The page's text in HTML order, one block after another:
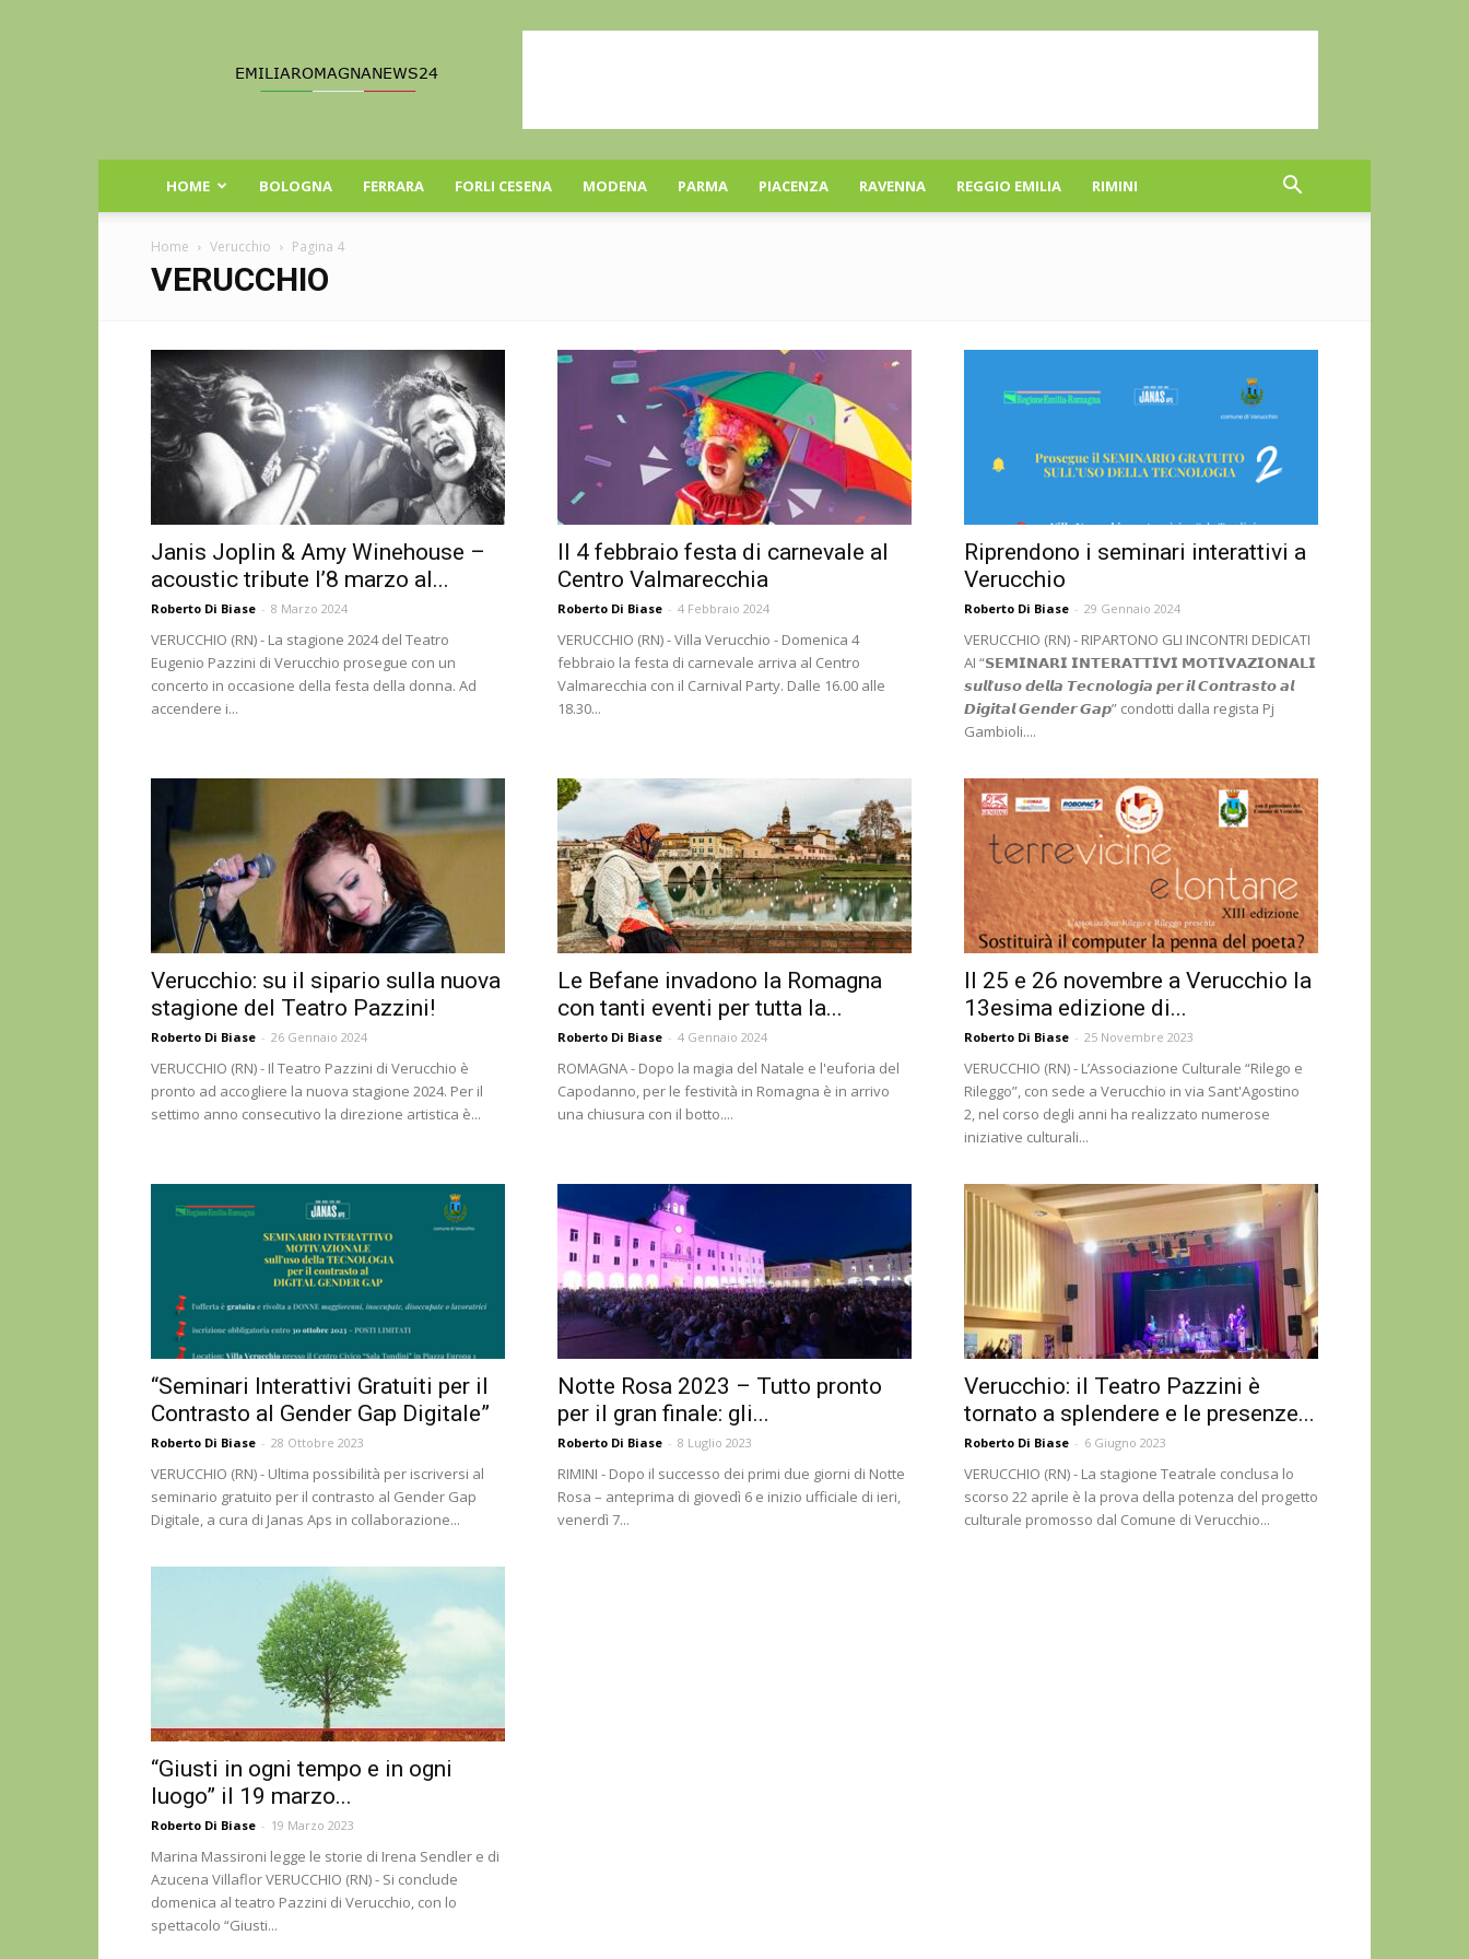
Romagna
HOME BOLOGNA FERRARA FORLI CESENA MODENA PARMA PIACENZA RAVENNA REGGIO EMILIA RIMINI
Home Verucchio Pagina 4
VERUCCHIO
Janis Joplin & Amy Winehouse –
acoustic tribute l’8 marzo al...
Roberto Di Biase - 8 Marzo 2024
VERUCCHIO (RN) - La stagione 2024 del Teatro
Eugenio Pazzini di Verucchio prosegue con un
concerto in occasione della festa della donna. Ad
accendere i...
Il 4 febbraio festa di carnevale al
Centro Valmarecchia
Roberto Di Biase - 4 Febbraio 2024
VERUCCHIO (RN) - Villa Verucchio - Domenica 4
febbraio la festa di carnevale arriva al Centro
Valmarecchia con il Carnival Party. Dalle 16.00 alle
18.30...
Riprendono i seminari interattivi a
Verucchio
Roberto Di Biase - 29 Gennaio 2024
VERUCCHIO (RN) - RIPARTONO GLI INCONTRI DEDICATI
AI “𝗦𝗘𝗠𝗜𝗡𝗔𝗥𝗜 𝗜𝗡𝗧𝗘𝗥𝗔𝗧𝗧𝗜𝗩𝗜 𝗠𝗢𝗧𝗜𝗩𝗔𝗭𝗜𝗢𝗡𝗔𝗟𝗜
𝙨𝙪𝙡𝙡’𝙪𝙨𝙤 𝙙𝙚𝙡𝙡𝙖 𝙏𝙚𝙘𝙣𝙤𝙡𝙤𝙜𝙞𝙖 𝙥𝙚𝙧 𝙞𝙡 𝘾𝙤𝙣𝙩𝙧𝙖𝙨𝙩𝙤 𝙖𝙡
𝘿𝙞𝙜𝙞𝙩𝙖𝙡 𝙂𝙚𝙣𝙙𝙚𝙧 𝙂𝙖𝙥” condotti dalla regista Pj
Gambioli....
Verucchio: su il sipario sulla nuova
stagione del Teatro Pazzini!
Roberto Di Biase - 26 Gennaio 2024
VERUCCHIO (RN) - Il Teatro Pazzini di Verucchio è
pronto ad accogliere la nuova stagione 2024. Per il
settimo anno consecutivo la direzione artistica è...
Le Befane invadono la Romagna
con tanti eventi per tutta la...
Roberto Di Biase - 4 Gennaio 2024
ROMAGNA - Dopo la magia del Natale e l'euforia del
Capodanno, per le festività in Romagna è in arrivo
una chiusura con il botto....
Il 25 e 26 novembre a Verucchio la
13esima edizione di...
Roberto Di Biase - 25 Novembre 2023
VERUCCHIO (RN) - L’Associazione Culturale “Rilego e
Rileggo”, con sede a Verucchio in via Sant'Agostino
2, nel corso degli anni ha realizzato numerose
iniziative culturali...
“Seminari Interattivi Gratuiti per il
Contrasto al Gender Gap Digitale”
Roberto Di Biase - 28 Ottobre 2023
VERUCCHIO (RN) - Ultima possibilità per iscriversi al
seminario gratuito per il contrasto al Gender Gap
Digitale, a cura di Janas Aps in collaborazione...
Notte Rosa 2023 – Tutto pronto
per il gran finale: gli...
Roberto Di Biase - 8 Luglio 2023
RIMINI - Dopo il successo dei primi due giorni di Notte
Rosa – anteprima di giovedì 6 e inizio ufficiale di ieri,
venerdì 7...
Verucchio: il Teatro Pazzini è
tornato a splendere e le presenze...
Roberto Di Biase - 6 Giugno 2023
VERUCCHIO (RN) - La stagione Teatrale conclusa lo
scorso 22 aprile è la prova della potenza del progetto
culturale promosso dal Comune di Verucchio...
“Giusti in ogni tempo e in ogni
luogo” il 19 marzo...
Roberto Di Biase - 19 Marzo 2023
Marina Massironi legge le storie di Irena Sendler e di
Azucena Villaflor VERUCCHIO (RN) - Si conclude
domenica al teatro Pazzini di Verucchio, con lo
spettacolo “Giusti...